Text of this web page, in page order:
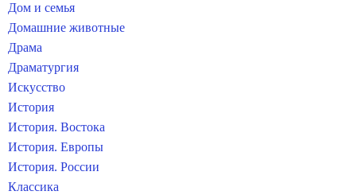
Дом и семья
Домашние животные
Драма
Драматургия
Искусство
История
История. Востока
История. Европы
История. России
Классика